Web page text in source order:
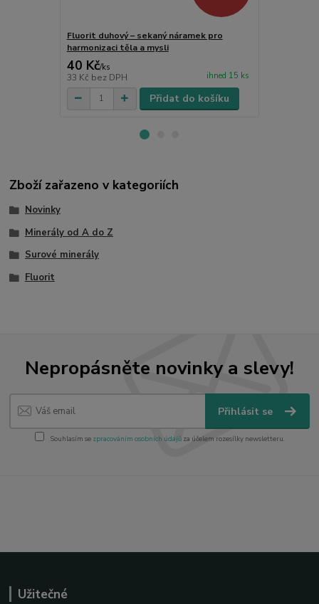
Fluorit duhový – sekaný náramek pro
harmonizaci těla a mysli
40 Kč/ks
33 Kč bez DPH ihned 15 ks
Přidat do košíku
Zboží zařazeno v kategoriích
Novinky
Minerály od A do Z
Surové minerály
Fluorit
Nepropásněte novinky a slevy!
Přihlásit se
Souhlasím se zpracováním osobních údajůza účelem rozesílky newsletteru.
Užitečné